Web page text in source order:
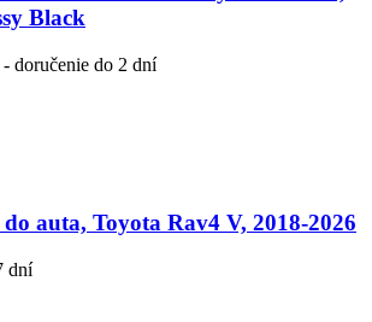
Black
doručenie do 2 dní
auta, Toyota Rav4 V, 2018-2026
dní